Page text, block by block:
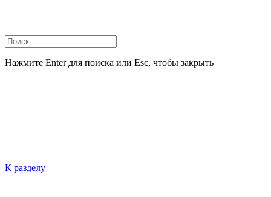
Нажмите Enter для поиска или Esc, чтобы закрыть
К разделу